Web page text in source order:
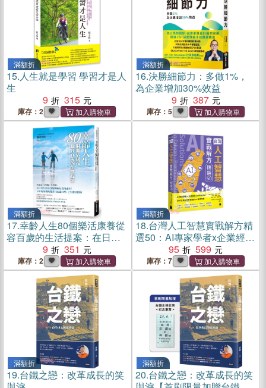
滿額折
15.人生就是學習 學習才是人
生
9
315
庫存：2
滿額折
16.決勝細節力：多做1%，
為企業增加30%效益
9
387
庫存：5
滿額折
17.幸齡人生80個樂活康養從
容百歲的生活提案：在日常
生活中實踐快樂安老的祕
訣！日本現象級暢銷書《80
歳の壁》之具體實踐版，和
田秀樹醫師寫給所有人的百
歲人生指南
9 351
庫存：2
滿額折
18.台灣人工智慧實戰解方精
選50：AI專家學者x企業經理
人的深度對話，剖析台灣在
地跨領域的AI解決方案
95 599
庫存：7
滿額折
19.台鐵之戀：改革成長的笑
滿額折
20.台鐵之戀：改革成長的笑